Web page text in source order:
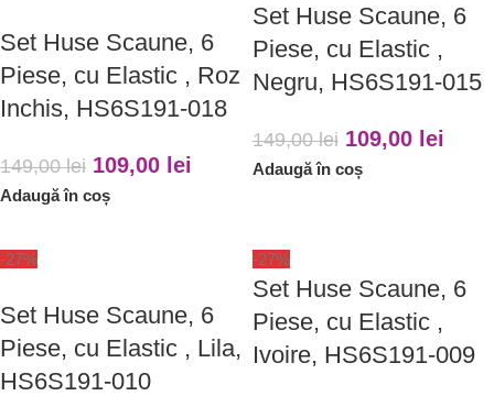
Set Huse Scaune, 6
Piese, cu Elastic , Roz
Inchis, HS6S191-018
149,00lei 109,00 lei
Adaugă în coș
Set Huse Scaune, 6
Piese, cu Elastic ,
Negru, HS6S191-015
149,00lei 109,00 lei
Adaugă în coș
-27%
Set Huse Scaune, 6
Piese, cu Elastic , Lila,
HS6S191-010
-27%
Set Huse Scaune, 6
Piese, cu Elastic ,
Ivoire, HS6S191-009